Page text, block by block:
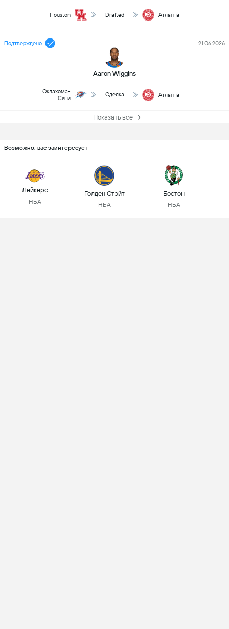
Houston Drafted Атланта
Подтверждено
Aaron Wiggins
21.06.2026
Оклахома-
Сити
Сделка Атланта
Показать все
Возможно, вас заинтересует
Лейкерс
НБА
Голден Стэйт
НБА
Бостон
НБА